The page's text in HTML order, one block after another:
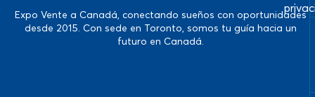
Expo Vente a Canadá, conectando sueños con oportunidades
desde 2015. Con sede en Toronto, somos tu guía hacia un
futuro en Canadá.